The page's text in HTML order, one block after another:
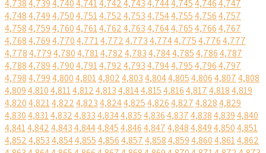
4,7384,7394,7404,7414,7424,7434,7444,7454,7464,747
4,7484,7494,7504,7514,7524,7534,7544,7554,7564,757
4,7584,7594,7604,7614,7624,7634,7644,7654,7664,767
4,7684,7694,7704,7714,7724,7734,7744,7754,7764,777
4,7784,7794,7804,7814,7824,7834,7844,7854,7864,787
4,7884,7894,7904,7914,7924,7934,7944,7954,7964,797
4,7984,7994,8004,8014,8024,8034,8044,8054,8064,8074,808
4,8094,8104,8114,8124,8134,8144,8154,8164,8174,8184,819
4,8204,8214,8224,8234,8244,8254,8264,8274,8284,829
4,8304,8314,8324,8334,8344,8354,8364,8374,8384,8394,840
4,8414,8424,8434,8444,8454,8464,8474,8484,8494,8504,851
4,8524,8534,8544,8554,8564,8574,8584,8594,8604,8614,862